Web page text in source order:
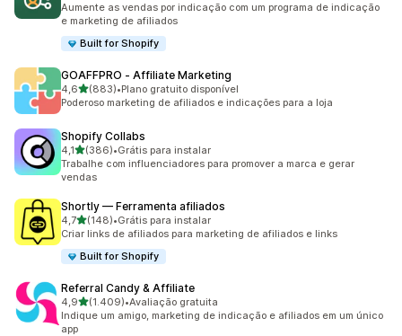
Aumente as vendas por indicação com um programa de indicação
e marketing de afiliados
Built for Shopify
GOAFFPRO ‑ Affiliate Marketing
4,6de 5 estrelas
(883)
883 avaliações ao todo
•Plano gratuito disponível
Poderoso marketing de afiliados e indicações para a loja
Shopify Collabs
4,1de 5 estrelas
(386)
386 avaliações ao todo
•Grátis para instalar
Trabalhe com influenciadores para promover a marca e gerar
vendas
Shortly — Ferramenta afiliados
4,7de 5 estrelas
(148)
148 avaliações ao todo
•Grátis para instalar
Criar links de afiliados para marketing de afiliados e links
Built for Shopify
Referral Candy & Affiliate
4,9de 5 estrelas
(1.409)
1409 avaliações ao todo
•Avaliação gratuita
Indique um amigo, marketing de indicação e afiliados em um único
app